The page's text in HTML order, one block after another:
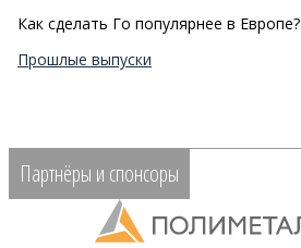
Как сделать Го популярнее в Европе?
Прошлые выпуски
Партнёры и спонсоры